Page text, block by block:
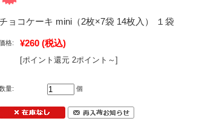
ョコケーキ mini（2枚×7袋 14枚入） １袋
格: ¥260 (税込)
[ポイント還元 2ポイント～]
量: 個